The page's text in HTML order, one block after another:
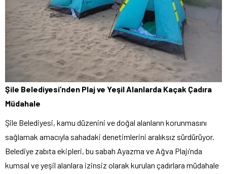
Şile Belediyesi’nden Plaj ve Yeşil Alanlarda Kaçak Çadıra
Müdahale
Şile Belediyesi, kamu düzenini ve doğal alanların korunmasını
sağlamak amacıyla sahadaki denetimlerini aralıksız sürdürüyor.
Belediye zabıta ekipleri, bu sabah Ayazma ve Ağva Plajı’nda
kumsal ve yeşil alanlara izinsiz olarak kurulan çadırlara müdahale